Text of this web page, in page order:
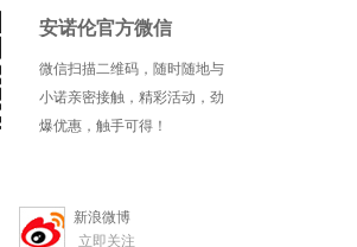
安诺伦官方微信
微信扫描二维码，随时随地与
小诺亲密接触，精彩活动，劲
爆优惠，触手可得！
新浪微博
立即关注